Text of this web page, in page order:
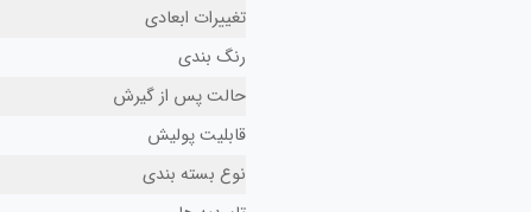
تغییرات ابعادی
رنگ بندی
حالت پس از گیرش
قابلیت پولیش
نوع بسته بندی